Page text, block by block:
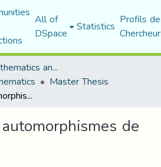
All of
DSpace Statistics Profils
Faculty of Mathematics and Computer Science
Master Thesis
Etude sur les automorphismes de groupe
de